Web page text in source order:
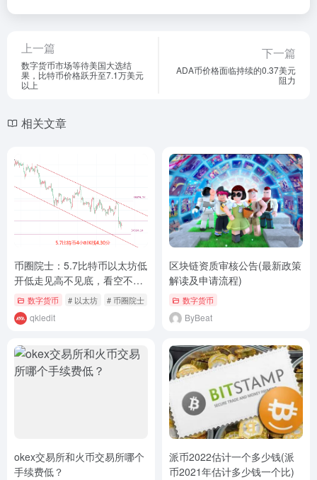
上一篇
数字货币市场等待美国大选结
果，比特币价格跃升至7.1万美元
以上
下一篇
ADA币价格面临持续的0.37美元
阻力
相关文章
币圈院士：5.7比特币以太坊低
开低走见高不见底，看空不追
空，今日最新行情分析及操作
建议解析，必看
数字货币 # 以太坊 # 币圈院士 # 比特币
qkledit
区块链资质审核公告(最新政策
解读及申请流程)
数字货币
ByBeat
okex交易所和火币交易所哪个
手续费低？
派币2022估计一个多少钱(派
币2021年估计多少钱一个比)